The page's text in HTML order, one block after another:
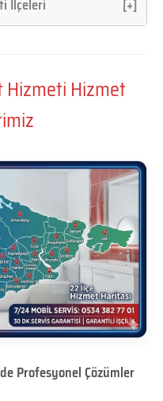
İlçeleri [+]
Hizmet
Profesyonel Çözümler